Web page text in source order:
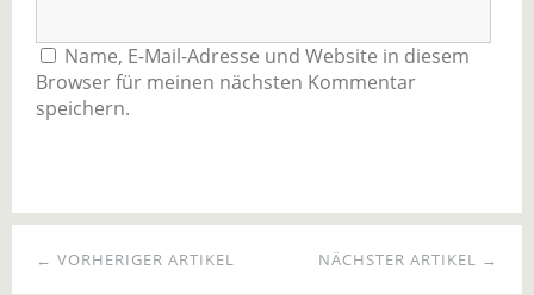
Name, E-Mail-Adresse und Website in diesem
Browser für meinen nächsten Kommentar
speichern.
NÄCHSTER ARTIKEL →
← VORHERIGER ARTIKEL